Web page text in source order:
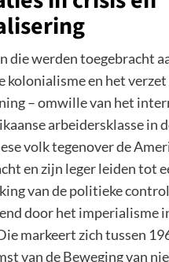
die werden toegebracht
kolonialisme en het
– omwille van het
arbeidersklasse in
volk tegenover de
en zijn leger leiden tot
van de politieke
door het imperialisme
markeert zich tussen
van de Beweging van